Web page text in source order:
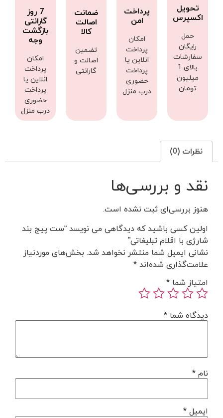
تحویل
اکسپرس
حمل
رایگان
سفارشات
بالای 1
میلیون
تومان
پرداخت
امن
امکان
پرداخت
انلاین یا
پرداخت
حضوری
درب منزل
ضمانت
اصالت
کالا
تضمین
اصالت و
گارانتی
7 روز
گارانتی
بازگشت
وجه
امکان
پرداخت
انلاین یا
پرداخت
حضوری
درب منزل
نظرات (0)
نقد و بررسی‌ها
هنوز بررسی‌ای ثبت نشده است.
اولین کسی باشید که دیدگاهی می نویسد “ست پیج بند
شارژی با اقلام تبلیغاتی”
نشانی ایمیل شما منتشر نخواهد شد. بخش‌های موردنیاز
علامت‌گذاری شده‌اند*
امتیاز شما *
دیدگاه شما *
نام*
ایمیل*